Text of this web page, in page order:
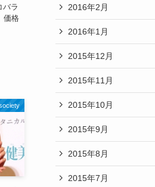
バラ
価格
2016年2月
2016年1月
2015年12月
2015年11月
2015年10月
2015年9月
2015年8月
2015年7月